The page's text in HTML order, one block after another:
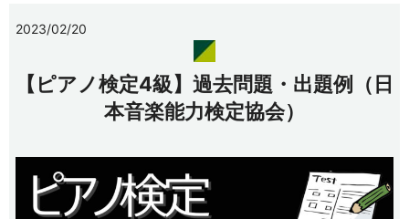
2023/02/20
【ピアノ検定4級】過去問題・出題例（日
本音楽能力検定協会）